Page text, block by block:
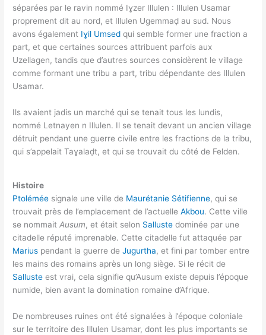
séparées par le ravin nommé Iɣzer Illulen : Illulen Usamar
proprement dit au nord, et Illulen Ugemmaḍ au sud. Nous
avons également Iɣil Umsedqui semble former une fraction a
part, et que certaines sources attribuent parfois aux
Uzellagen, tandis que d’autres sources considèrent le village
comme formant une tribu a part, tribu dépendante des Illulen
Usamar.
Ils avaient jadis un marché qui se tenait tous les lundis,
nommé Letnayen n Illulen. Il se tenait devant un ancien village
détruit pendant une guerre civile entre les fractions de la tribu,
qui s’appelait Taɣalaḍt, et qui se trouvait du côté de Felden.
Histoire
Ptolémée signale une ville de Maurétanie Sétifienne, qui se
trouvait près de l’emplacement de l’actuelleAkbou. Cette ville
se nommaitAusum, et était selon Sallustedominée par une
citadelle réputé imprenable. Cette citadelle fut attaquée par
Marius pendant la guerre deJugurtha, et fini par tomber entre
les mains des romains après un long siège. Si le récit de
Sallusteest vrai, cela signifie qu’Ausum existe depuis l’époque
numide, bien avant la domination romaine d’Afrique.
De nombreuses ruines ont été signalées à l’époque coloniale
sur le territoire des Illulen Usamar, dont les plus importants se